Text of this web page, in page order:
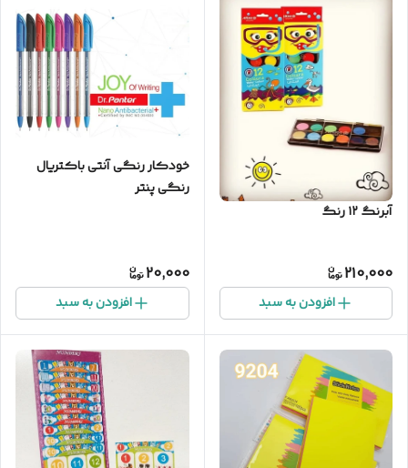
آبرنگ ۱۲ رنگ
210,000
افزودن به سبد
خودکار رنگی آنتی باکتریال
رنگی پنتر
20,000
افزودن به سبد